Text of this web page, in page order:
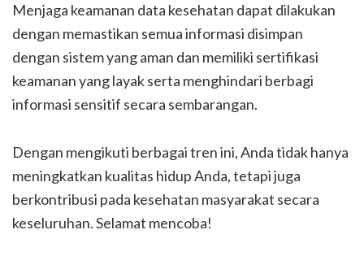
Menjaga keamanan data kesehatan dapat dilakukan
dengan memastikan semua informasi disimpan
dengan sistem yang aman dan memiliki sertifikasi
keamanan yang layak serta menghindari berbagi
informasi sensitif secara sembarangan.
Dengan mengikuti berbagai tren ini, Anda tidak hanya
meningkatkan kualitas hidup Anda, tetapi juga
berkontribusi pada kesehatan masyarakat secara
keseluruhan. Selamat mencoba!